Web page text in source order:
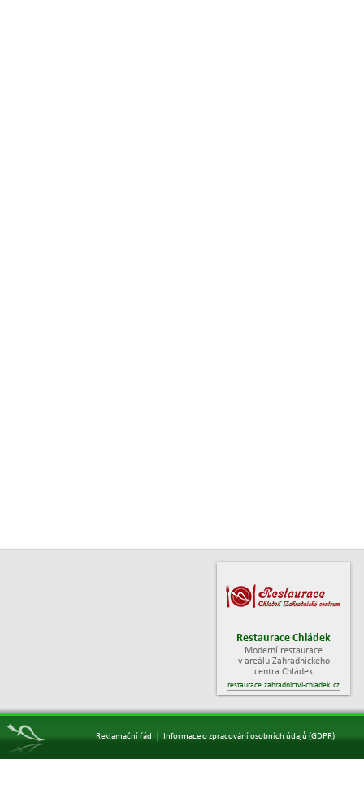
Restaurace Chládek
Moderní restaurace
v areálu Zahradnického
centra Chládek
restaurace.zahradnictvi-chladek.cz
Reklamační řád Informace o zpracování osobních údajů (GDPR)